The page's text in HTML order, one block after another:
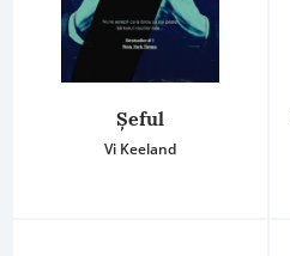
Șeful
Vi Keeland